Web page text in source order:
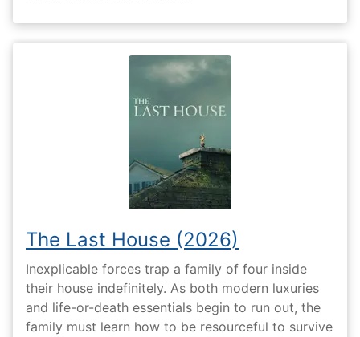
The Last House (2026)
Inexplicable forces trap a family of four inside
their house indefinitely. As both modern luxuries
and life-or-death essentials begin to run out, the
family must learn how to be resourceful to survive